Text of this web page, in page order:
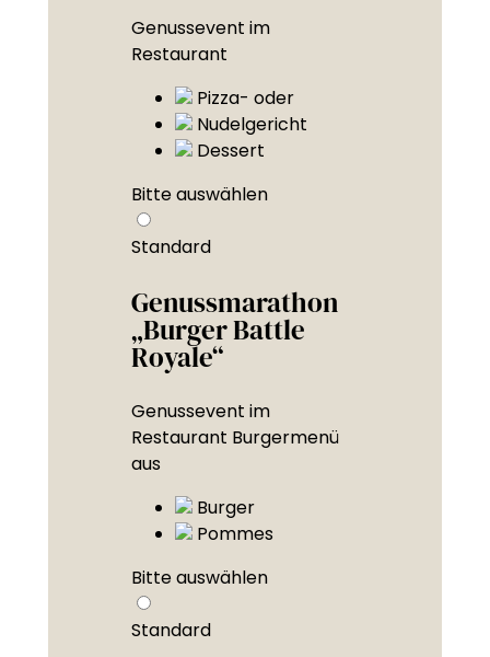
Genussevent im
Restaurant
Pizza- oder
Nudelgericht
Dessert
Bitte auswählen
Standard
Genussmarathon
„Burger Battle
Royale“
Genussevent im
Restaurant Burgermenü
aus
Burger
Pommes
Bitte auswählen
Standard